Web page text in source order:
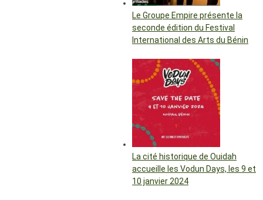
Le Groupe Empire présente la
seconde édition du Festival
International des Arts du Bénin
La cité historique de Ouidah
accueille les Vodun Days, les 9 et
10 janvier 2024